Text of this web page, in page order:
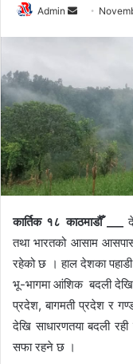
Admin
a
e
m
a
i
कार्तिक १८ काठमाडौँ ___
तथा भारतको आसाम
रहेको छ । हाल देशका
भू-भागमा आंशिक बदली
प्रदेश, बागमती प्रदेश र
देखि साधारणतया बदली
सफा रहने छ ।